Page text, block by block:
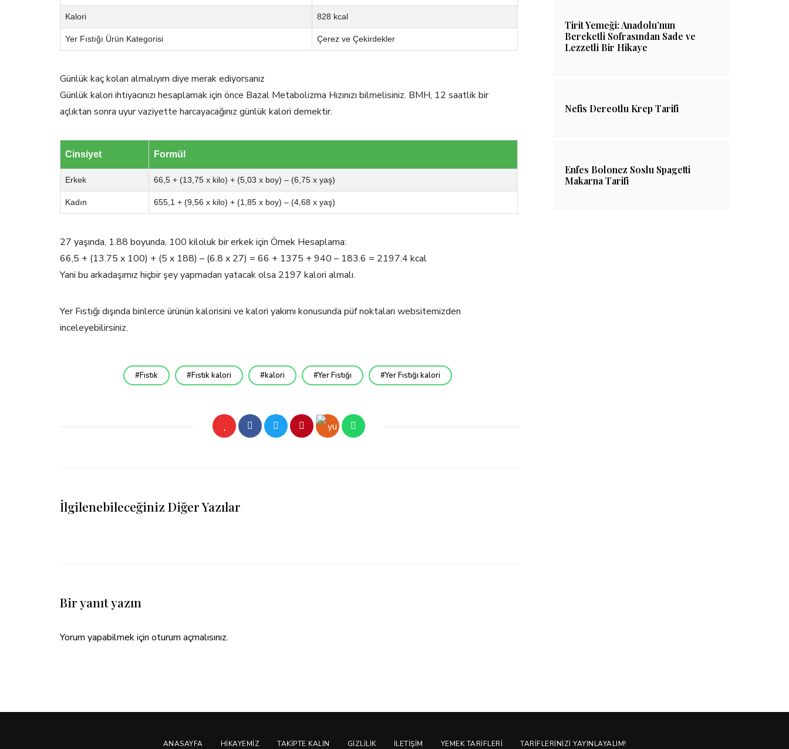
Kalori 828 kcal
Yer Fıstığı Ürün Kategorisi Çerez ve Çekirdekler
Günlük kaç koları almalıyım diye merak ediyorsanız
Günlük kalori ihtiyacınızı hesaplamak için önce Bazal Metabolizma Hızınızı bilmelisiniz. BMH, 12 saatlik bir
açlıktan sonra uyur vaziyette harcayacağınız günlük kalori demektir.
Cinsiyet Formül
Erkek 66,5 + (13,75 x kilo) + (5,03 x boy) – (6,75 x yaş)
Kadın 655,1 + (9,56 x kilo) + (1,85 x boy) – (4,68 x yaş)
27 yaşında, 1.88 boyunda, 100 kiloluk bir erkek için Örnek Hesaplama:
66,5 + (13.75 x 100) + (5 x 188) – (6.8 x 27) = 66 + 1375 + 940 – 183.6 = 2197.4 kcal
Yani bu arkadaşımız hiçbir şey yapmadan yatacak olsa 2197 kalori almalı.
Yer Fıstığı dışında binlerce ürünün kalorisini ve kalori yakımı konusunda püf noktaları websitemizden
inceleyebilirsiniz.
Fıstık Fıstık kalori kalori Yer Fıstığı Yer Fıstığı kalori
İlgilenebileceğiniz Diğer Yazılar
Bir yanıt yazın
Yorum yapabilmek için oturum açmalısınız.
Tirit Yemeği: Anadolu’nun
Bereketli Sofrasından Sade ve
Lezzetli Bir Hikaye
Nefis Dereotlu Krep Tarifi
Enfes Bolonez Soslu Spagetti
Makarna Tarifi
ANASAYFA HIKAYEMIZ TAKIPTE KALIN GIZLILIK İLETIŞIM YEMEK TARIFLERI TARIFLERINIZI YAYINLAYALIM!